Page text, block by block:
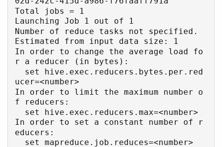
Total jobs = 1
Launching Job 1 out of 1
Number of reduce tasks not specified.
Estimated from input data size: 1
In order to change the average load fo
r a reducer (in bytes):
ucer=<number>
In order to limit the maximum number o
f reducers:
In order to set a constant number of r
educers: